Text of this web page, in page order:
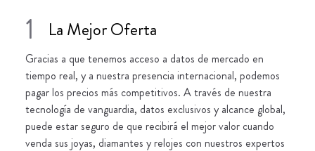
1 La Mejor Oferta
Gracias a que tenemos acceso a datos de mercado en
tiempo real, y a nuestra presencia internacional, podemos
pagar los precios más competitivos. A través de nuestra
tecnología de vanguardia, datos exclusivos y alcance global,
puede estar seguro de que recibirá el mejor valor cuando
venda sus joyas, diamantes y relojes con nuestros expertos